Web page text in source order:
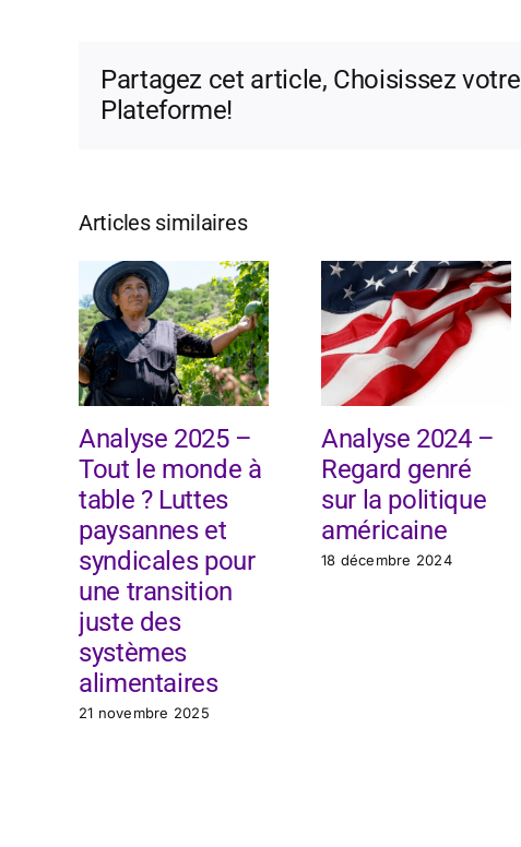
Partagez cet article, Choisissez votre
Plateforme!
Articles similaires
Analyse 2025 –
Tout le monde à
table ? Luttes
paysannes et
syndicales pour
une transition
juste des
systèmes
alimentaires
21 novembre 2025
Analyse 2024 –
Regard genré
sur la politique
américaine
18 décembre 2024